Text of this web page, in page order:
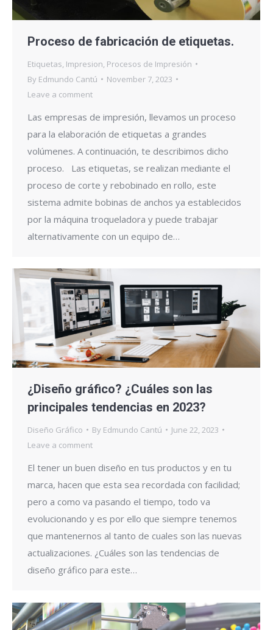
Proceso de fabricación de etiquetas.
Etiquetas, Impresion, Procesos de Impresión
By Edmundo Cantú
November 7, 2023
Leave a comment
Las empresas de impresión, llevamos un proceso
para la elaboración de etiquetas a grandes
volúmenes. A continuación, te describimos dicho
proceso. Las etiquetas, se realizan mediante el
proceso de corte y rebobinado en rollo, este
sistema admite bobinas de anchos ya establecidos
por la máquina troqueladora y puede trabajar
alternativamente con un equipo de…
¿Diseño gráfico? ¿Cuáles son las
principales tendencias en 2023?
Diseño Gráfico By Edmundo Cantú
June 22, 2023
Leave a comment
El tener un buen diseño en tus productos y en tu
marca, hacen que esta sea recordada con facilidad;
pero a como va pasando el tiempo, todo va
evolucionando y es por ello que siempre tenemos
que mantenernos al tanto de cuales son las nuevas
actualizaciones. ¿Cuáles son las tendencias de
diseño gráfico para este…